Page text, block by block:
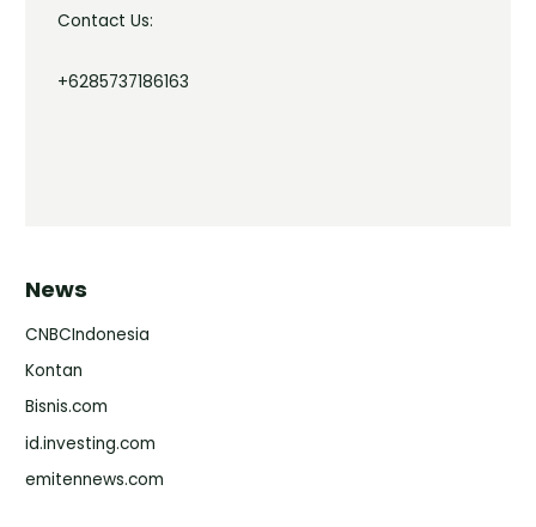
Contact Us:
+6285737186163
News
CNBCIndonesia
Kontan
Bisnis.com
id.investing.com
emitennews.com